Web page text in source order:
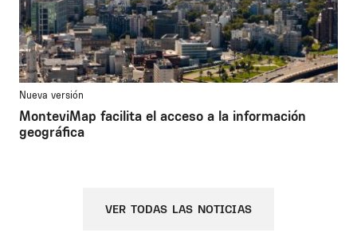
Nueva versión
MonteviMap facilita el acceso a la información
geográfica
VER TODAS LAS NOTICIAS